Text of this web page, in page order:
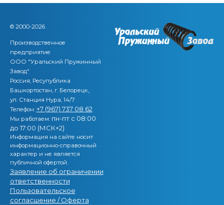
© 2000-2026
Производственное
предприятие
ООО "Уральский Пружинный
Завод"
Россия, Ресупублика
Башкортостан, г. Белорецк,
ул. Станция Нура, 14/7
Телефон: +7 (967) 737 08 62
Мы работаем: пн-пт с 08:00
до 17:00 (МСК+2)
Информация на сайте носит
информационно-справочный
характер и не является
публичной офертой.
Заявление об ограничении
ответственности
Пользовательское
согласшение / Оферта